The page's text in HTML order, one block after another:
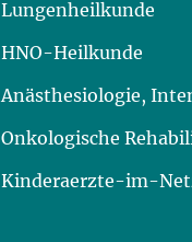
Lungenheilkunde
HNO-Heilkunde
Anästhesiologie,
Onkologische
Kinderaerzte-im-